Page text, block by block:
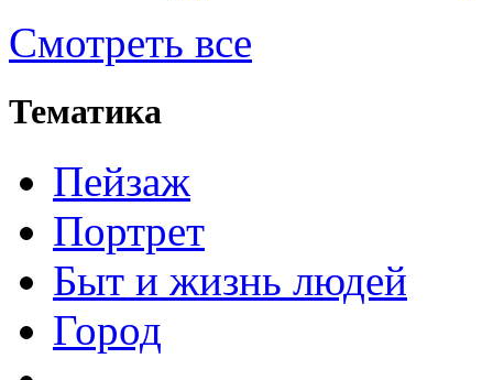
Смотреть все
Тематика
Пейзаж
Портрет
Быт и жизнь людей
Город